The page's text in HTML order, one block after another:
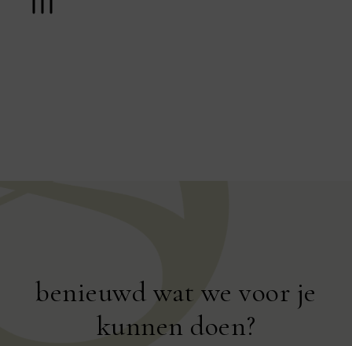
benieuwd wat we voor je
kunnen doen?